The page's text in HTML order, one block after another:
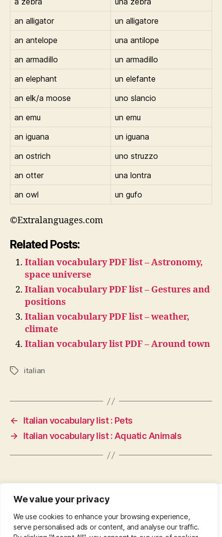
We value your privacy
We use cookies to enhance your browsing experience,
serve personalised ads or content, and analyse our traffic.
an alligator
un alligatore
an antelope
una antilope
an armadillo
un armadillo
an elephant
un elefante
an elk/a moose
uno slancio
an emu
un emu
an iguana
un iguana
an ostrich
uno struzzo
an otter
una lontra
an owl
un gufo
©Extralanguages.com
Related Posts:
Italian vocabulary PDF list – Astronomy,
space universe
Italian vocabulary PDF list – Gestures and
positions
Italian vocabulary PDF list – weather,
climate
Italian vocabulary list PDF – Around town
Tagsitalian
←
Italian vocabulary list : Pets
→
Italian vocabulary list : Aquatic Animals
CONTACT •ABOUT•PRIVACY POLICY
COPYRIGHT •PINTEREST